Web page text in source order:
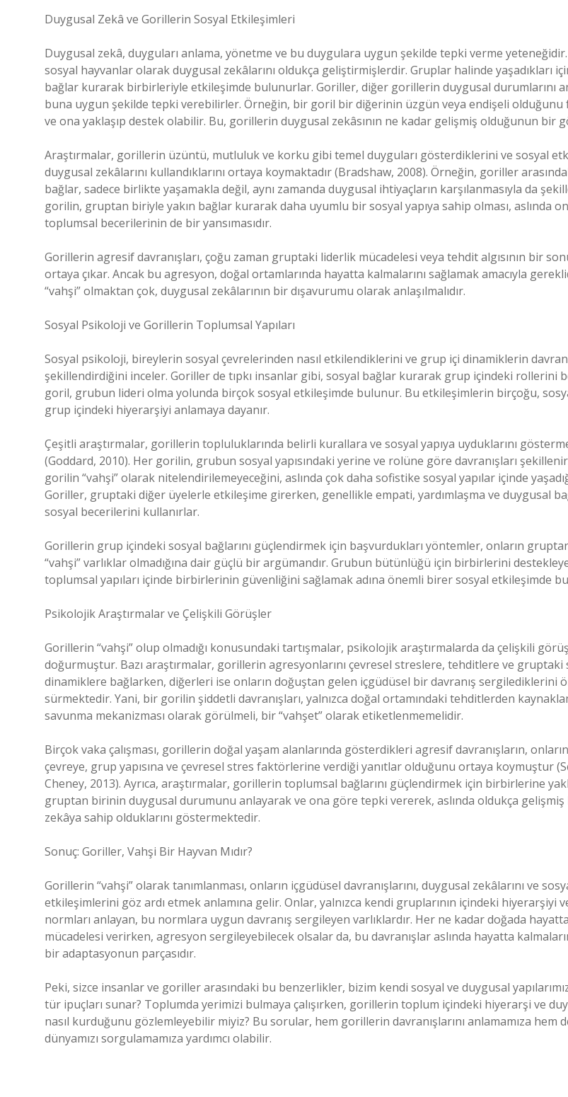
Duygusal Zekâ ve Gorillerin Sosyal Etkileşimleri
Duygusal zekâ, duyguları anlama, yönetme ve bu duygulara uygun şekilde tepki verme
sosyal hayvanlar olarak duygusal zekâlarını oldukça geliştirmişlerdir. Gruplar halinde yaşadıkları
bağlar kurarak birbirleriyle etkileşimde bulunurlar. Goriller, diğer gorillerin duygusal durumlarını
buna uygun şekilde tepki verebilirler. Örneğin, bir goril bir diğerinin üzgün veya endişeli
ve ona yaklaşıp destek olabilir. Bu, gorillerin duygusal zekâsının ne kadar gelişmiş olduğunun bir
Araştırmalar, gorillerin üzüntü, mutluluk ve korku gibi temel duyguları gösterdiklerini ve sosyal
duygusal zekâlarını kullandıklarını ortaya koymaktadır (Bradshaw, 2008). Örneğin, goriller
bağlar, sadece birlikte yaşamakla değil, aynı zamanda duygusal ihtiyaçların karşılanmasıyla da
gorilin, gruptan biriyle yakın bağlar kurarak daha uyumlu bir sosyal yapıya sahip olması, aslında
toplumsal becerilerinin de bir yansımasıdır.
Gorillerin agresif davranışları, çoğu zaman gruptaki liderlik mücadelesi veya tehdit algısının bir
ortaya çıkar. Ancak bu agresyon, doğal ortamlarında hayatta kalmalarını sağlamak amacıyla
“vahşi” olmaktan çok, duygusal zekâlarının bir dışavurumu olarak anlaşılmalıdır.
Sosyal Psikoloji ve Gorillerin Toplumsal Yapıları
Sosyal psikoloji, bireylerin sosyal çevrelerinden nasıl etkilendiklerini ve grup içi dinamiklerin
şekillendirdiğini inceler. Goriller de tıpkı insanlar gibi, sosyal bağlar kurarak grup içindeki rollerini
goril, grubun lideri olma yolunda birçok sosyal etkileşimde bulunur. Bu etkileşimlerin birçoğu,
grup içindeki hiyerarşiyi anlamaya dayanır.
Çeşitli araştırmalar, gorillerin topluluklarında belirli kurallara ve sosyal yapıya uyduklarını
(Goddard, 2010). Her gorilin, grubun sosyal yapısındaki yerine ve rolüne göre davranışları
gorilin “vahşi” olarak nitelendirilemeyeceğini, aslında çok daha sofistike sosyal yapılar içinde
Goriller, gruptaki diğer üyelerle etkileşime girerken, genellikle empati, yardımlaşma ve duygusal
sosyal becerilerini kullanırlar.
Gorillerin grup içindeki sosyal bağlarını güçlendirmek için başvurdukları yöntemler, onların
“vahşi” varlıklar olmadığına dair güçlü bir argümandır. Grubun bütünlüğü için birbirlerini
toplumsal yapıları içinde birbirlerinin güvenliğini sağlamak adına önemli birer sosyal etkileşimde
Psikolojik Araştırmalar ve Çelişkili Görüşler
Gorillerin “vahşi” olup olmadığı konusundaki tartışmalar, psikolojik araştırmalarda da çelişkili
doğurmuştur. Bazı araştırmalar, gorillerin agresyonlarını çevresel streslere, tehditlere ve gruptaki
dinamiklere bağlarken, diğerleri ise onların doğuştan gelen içgüdüsel bir davranış sergilediklerini
sürmektedir. Yani, bir gorilin şiddetli davranışları, yalnızca doğal ortamındaki tehditlerden
savunma mekanizması olarak görülmeli, bir “vahşet” olarak etiketlenmemelidir.
Birçok vaka çalışması, gorillerin doğal yaşam alanlarında gösterdikleri agresif davranışların, onların
çevreye, grup yapısına ve çevresel stres faktörlerine verdiği yanıtlar olduğunu ortaya koymuştur
Cheney, 2013). Ayrıca, araştırmalar, gorillerin toplumsal bağlarını güçlendirmek için birbirlerine
gruptan birinin duygusal durumunu anlayarak ve ona göre tepki vererek, aslında oldukça
zekâya sahip olduklarını göstermektedir.
Sonuç: Goriller, Vahşi Bir Hayvan Mıdır?
Gorillerin “vahşi” olarak tanımlanması, onların içgüdüsel davranışlarını, duygusal zekâlarını ve
etkileşimlerini göz ardı etmek anlamına gelir. Onlar, yalnızca kendi gruplarının içindeki hiyerarşiyi
normları anlayan, bu normlara uygun davranış sergileyen varlıklardır. Her ne kadar doğada
mücadelesi verirken, agresyon sergileyebilecek olsalar da, bu davranışlar aslında hayatta
bir adaptasyonun parçasıdır.
Peki, sizce insanlar ve goriller arasındaki bu benzerlikler, bizim kendi sosyal ve duygusal
tür ipuçları sunar? Toplumda yerimizi bulmaya çalışırken, gorillerin toplum içindeki hiyerarşi ve
nasıl kurduğunu gözlemleyebilir miyiz? Bu sorular, hem gorillerin davranışlarını anlamamıza hem
dünyamızı sorgulamamıza yardımcı olabilir.